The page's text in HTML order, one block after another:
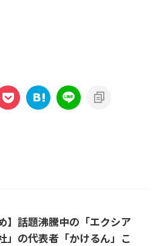
】話題沸騰中の「エクシア
」の代表者「かけるん」こ